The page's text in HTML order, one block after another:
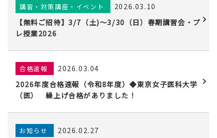
講習・対策講座・イベント
2026.03.10
【無料ご招待】3/7（土)〜3/30（日）春期講習会・プ
レ授業2026
合格速報
2026.03.04
2026年度合格速報（令和8年度）◆東京女子医科大学
（医） 繰上げ合格がありました！
お知らせ
2026.02.27